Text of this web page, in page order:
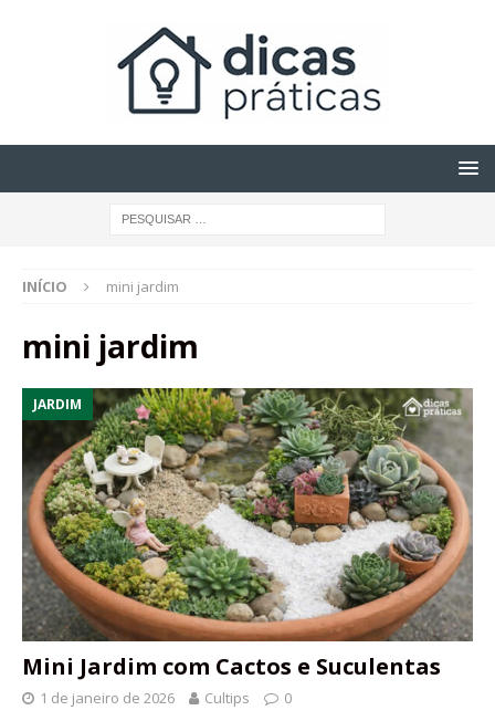
INÍCIO mini jardim
mini jardim
JARDIM
Mini Jardim com Cactos e Suculentas
1 de janeiro de 2026 Cultips 0